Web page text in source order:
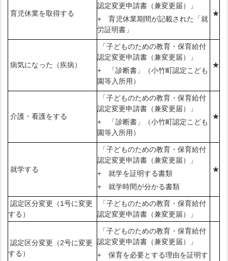
育児休業を取得する
認定変更申請書（兼変更届）」
+ 育児休業期間が記載された「就
労証明書」
★
病気になった（疾病）
「子どものための教育・保育給付
認定変更申請書（兼変更届）」
+ 「診断書」（小竹町認定こども
園等入所用）
★
介護・看護をする
「子どものための教育・保育給付
認定変更申請書（兼変更届）」
+ 「診断書」（小竹町認定こども
園等入所用）
★
就学する
「子どものための教育・保育給付
認定変更申請書（兼変更届）」
+ 就学を証明する書類
+ 就学時間が分かる書類
★
認定区分変更（1号に変更
する）
「子どものための教育・保育給付
認定変更申請書（兼変更届）」
認定区分変更（2号に変更
する）
「子どものための教育・保育給付
認定変更申請書（兼変更届）」
+ 保育を必要とする理由を証明す